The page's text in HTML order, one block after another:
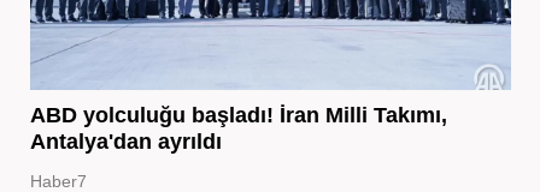
ABD yolculuğu başladı! İran Milli Takımı,
Antalya'dan ayrıldı
Haber7